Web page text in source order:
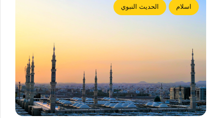
اسلام الحديث النبوي